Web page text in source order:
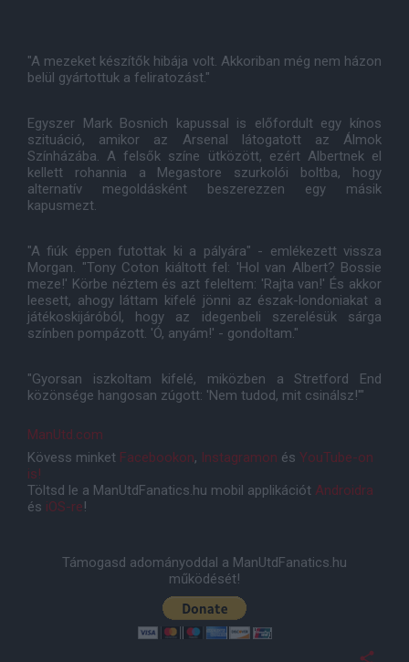
"A mezeket készítők hibája volt. Akkoriban még nem házon
belül gyártottuk a feliratozást."
Egyszer Mark Bosnich kapussal is előfordult egy kínos
szituáció, amikor az Arsenal látogatott az Álmok
Színházába. A felsők színe ütközött, ezért Albertnek el
kellett rohannia a Megastore szurkolói boltba, hogy
alternatív megoldásként beszerezzen egy másik
kapusmezt.
"A fiúk éppen futottak ki a pályára" - emlékezett vissza
Morgan. "Tony Coton kiáltott fel: 'Hol van Albert? Bossie
meze!' Körbe néztem és azt feleltem: 'Rajta van!' És akkor
leesett, ahogy láttam kifelé jönni az észak-londoniakat a
játékoskijáróból, hogy az idegenbeli szerelésük sárga
színben pompázott. 'Ó, anyám!' - gondoltam."
"Gyorsan iszkoltam kifelé, miközben a Stretford End
közönsége hangosan zúgott: 'Nem tudod, mit csinálsz!'"
ManUtd.com
Kövess minket Facebookon, Instagramon és YouTube-on
is!
Töltsd le a ManUtdFanatics.hu mobil applikációt Androidra
és iOS-re!
Támogasd adományoddal a ManUtdFanatics.hu
működését!